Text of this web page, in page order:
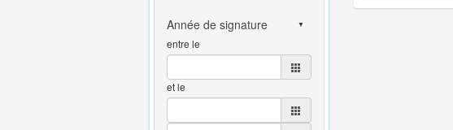
entre le
et le